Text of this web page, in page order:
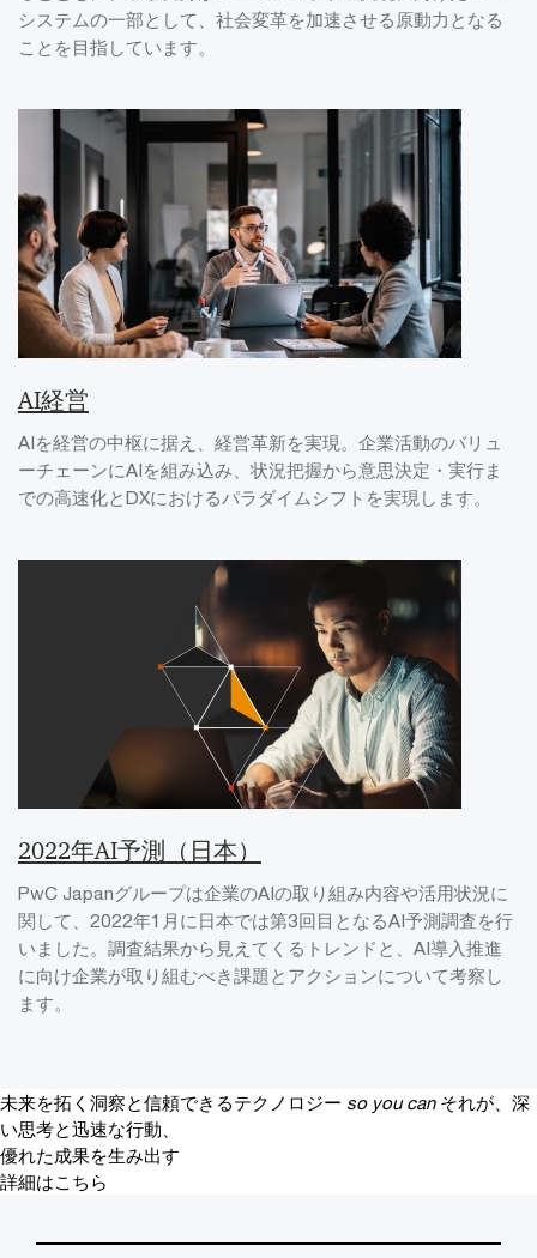
システムの一部として、社会変革を加速させる原動力となる
ことを目指しています。
AI経営
AIを経営の中枢に据え、経営革新を実現。企業活動のバリュ
ーチェーンにAIを組み込み、状況把握から意思決定・実行ま
での高速化とDXにおけるパラダイムシフトを実現します。
2022年AI予測（日本）
PwC Japanグループは企業のAIの取り組み内容や活用状況に
関して、2022年1月に日本では第3回目となるAI予測調査を行
いました。調査結果から見えてくるトレンドと、AI導入推進
に向け企業が取り組むべき課題とアクションについて考察し
ます。
未来を拓く洞察と信頼できるテクノロジー so you can それが、深
い思考と迅速な行動、
優れた成果を生み出す
詳細はこちら